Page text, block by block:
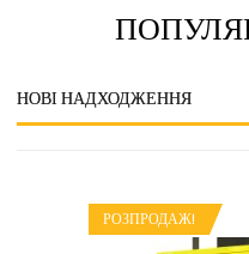
НОВІ НАДХОДЖЕННЯ
РОЗПРОДАЖ!